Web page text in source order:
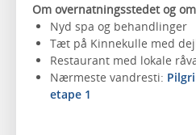
Om overnatningsstedet og
Nyd spa og behandlinger
Tæt på Kinnekulle med
Restaurant med lokale
Nærmeste vandresti:
etape 1